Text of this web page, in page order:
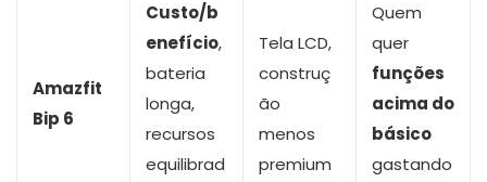
Amazfit
Bip 6
Custo/b
enefício,
bateria
longa,
recursos
equilibrad
Tela LCD,
construç
ão
menos
premium
Quem
quer
funções
acima do
básico
gastando